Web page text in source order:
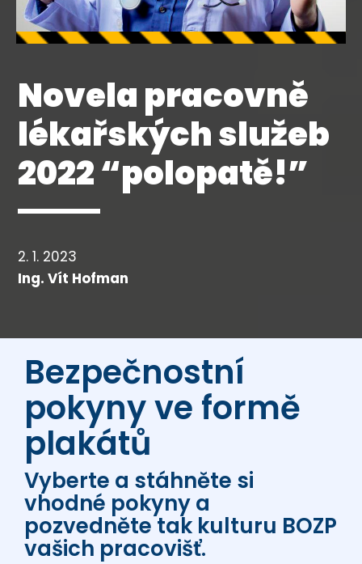
Novela pracovně
lékařských služeb
2022 “polopatě!”
2. 1. 2023
Ing. Vít Hofman
Bezpečnostní
pokyny ve formě
plakátů
Vyberte a stáhněte si
vhodné pokyny a
pozvedněte tak kulturu BOZP
vašich pracovišť.